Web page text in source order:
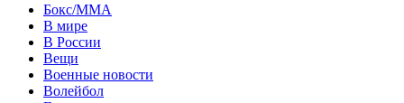
Бокс/MMA
В мире
В России
Вещи
Военные новости
Волейбол